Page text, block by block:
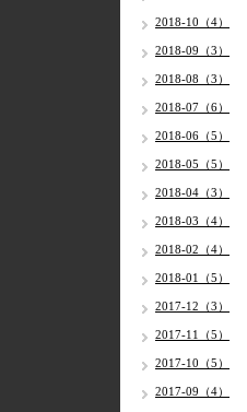
2018-10（4）
2018-09（3）
2018-08（3）
2018-07（6）
2018-06（5）
2018-05（5）
2018-04（3）
2018-03（4）
2018-02（4）
2018-01（5）
2017-12（3）
2017-11（5）
2017-10（5）
2017-09（4）